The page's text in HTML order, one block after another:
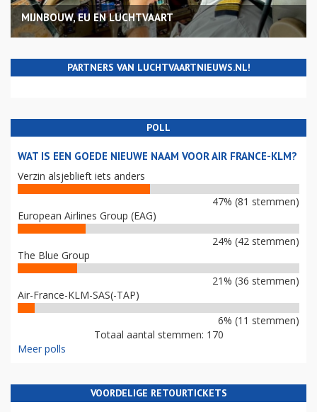
MIJNBOUW, EU EN LUCHTVAART
PARTNERS VAN LUCHTVAARTNIEUWS.NL!
POLL
WAT IS EEN GOEDE NIEUWE NAAM VOOR AIR FRANCE-KLM?
Verzin alsjeblieft iets anders
47% (81 stemmen)
European Airlines Group (EAG)
24% (42 stemmen)
The Blue Group
21% (36 stemmen)
Air-France-KLM-SAS(-TAP)
6% (11 stemmen)
Totaal aantal stemmen: 170
Meer polls
VOORDELIGE RETOURTICKETS